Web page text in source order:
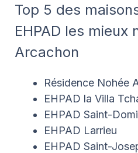
Top 5 des
EHPAD les mieux
Arcachon
Résidence Nohée
EHPAD la Villa
EHPAD Saint-
EHPAD Larrieu
EHPAD Saint-